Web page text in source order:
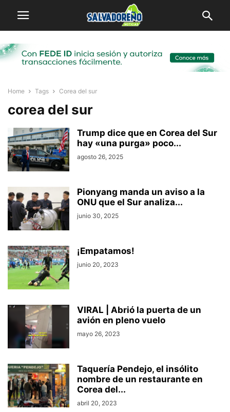
Home Tags Corea del sur
corea del sur
Trump dice que en Corea del Sur
hay «una purga» poco...
agosto 26, 2025
Pionyang manda un aviso a la
ONU que el Sur analiza...
junio 30, 2025
¡Empatamos!
junio 20, 2023
VIRAL | Abrió la puerta de un
avión en pleno vuelo
mayo 26, 2023
Taquería Pendejo, el insólito
nombre de un restaurante en
Corea del...
abril 20, 2023